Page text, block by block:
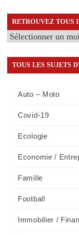
RETROUVEZ TOUS
Retrouvez
les
articles
TOUS LES SUJETS
Auto – Moto
Covid-19
Ecologie
Economie /
Famille
Football
Immobilier /